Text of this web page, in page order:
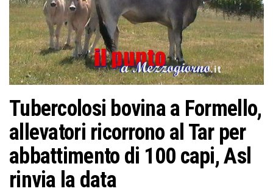
z
i
o
n
e
Tubercolosi bovina a Formello,
allevatori ricorrono al Tar per
abbattimento di 100 capi, Asl
rinvia la data